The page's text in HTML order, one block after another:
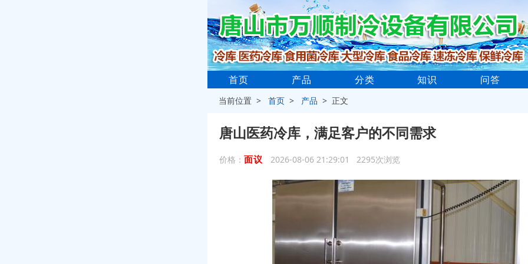
首页 产品 分类 知识 问答
当前位置 >首页 > 产品 > 正文
唐山医药冷库，满足客户的不同需求
价格： 面议 2026-08-06 21:29:01 2295次浏览